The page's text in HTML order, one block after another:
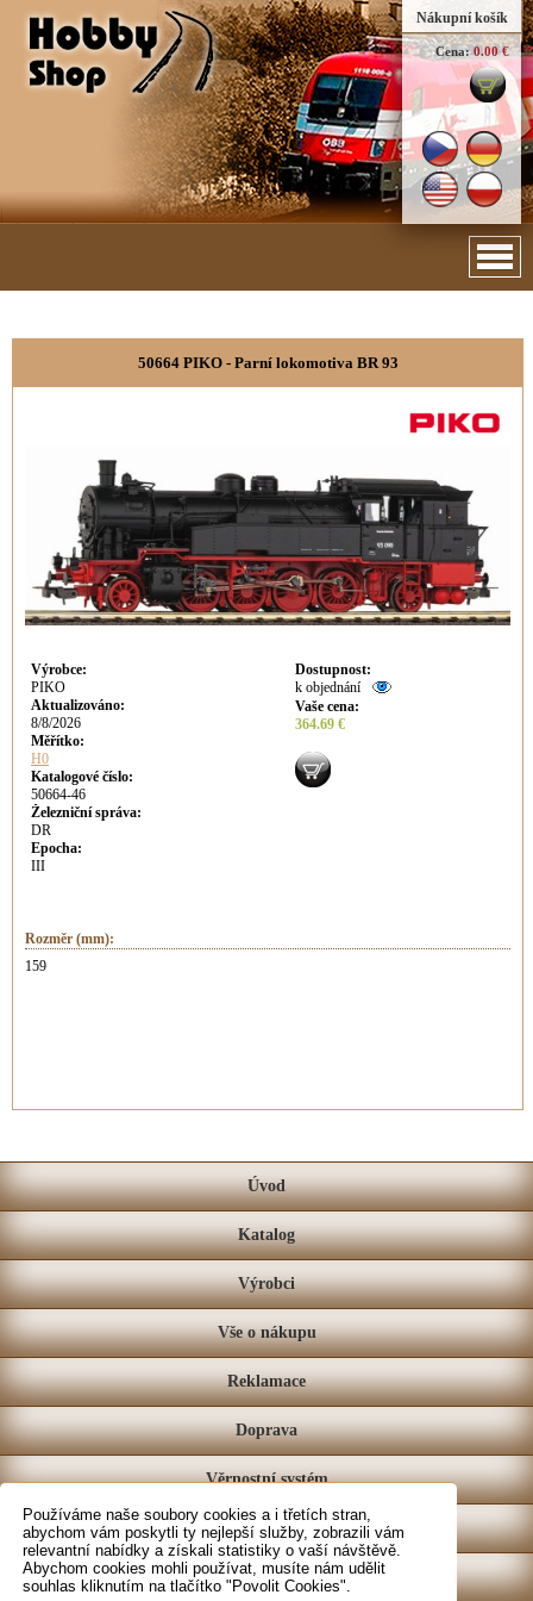
Používáme naše soubory cookies a i třetích stran,
abychom vám poskytli ty nejlepší služby, zobrazili vám
relevantní nabídky a získali statistiky o vaší návštěvě.
Abychom cookies mohli používat, musíte nám udělit
souhlas kliknutím na tlačítko "Povolit Cookies".
Nákupní košík
Cena: 0.00 €
50664 PIKO - Parní lokomotiva BR 93
Výrobce:
PIKO
Aktualizováno:
8/8/2026
Měřítko:
H0
Katalogové číslo:
50664-46
Železniční správa:
DR
Epocha:
III
Dostupnost:
k objednání
Vaše cena:
364.69 €
Rozměr (mm):
159
Úvod
Katalog
Výrobci
Vše o nákupu
Reklamace
Doprava
Věrnostní systém
Prodejna
Kontakt